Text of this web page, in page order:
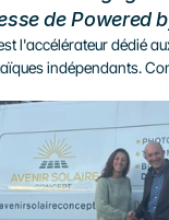
de Powered
l'accélérateur dédié
indépendants.
et 100 % de votre
et aux méthodes